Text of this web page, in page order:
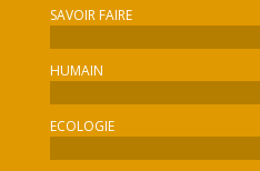
SAVOIR FAIRE
HUMAIN
ECOLOGIE